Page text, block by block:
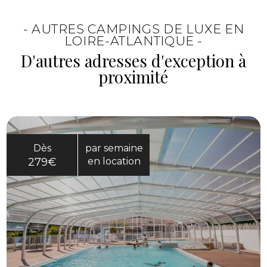
littoral. C’est une base agréable pour varier
les découvertes pendant le séjour.
- AUTRES CAMPINGS DE LUXE EN
LOIRE-ATLANTIQUE -
D'autres adresses d'exception à
proximité
Dès
279€
par semaine
en location